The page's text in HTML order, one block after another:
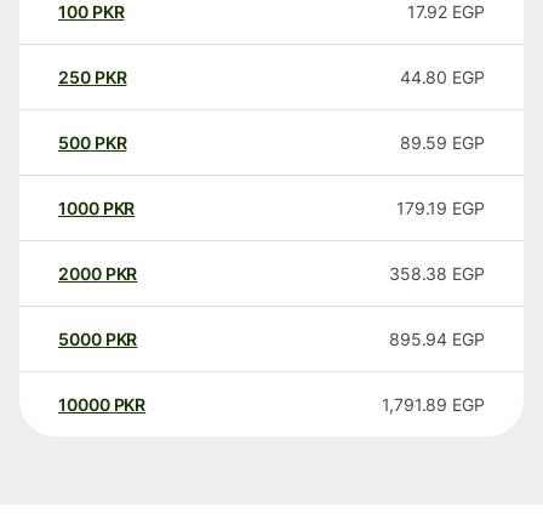
100 PKR 17.92 EGP
250 PKR 44.80 EGP
500 PKR 89.59 EGP
1000 PKR 179.19 EGP
2000 PKR 358.38 EGP
5000 PKR 895.94 EGP
10000 PKR 1,791.89 EGP